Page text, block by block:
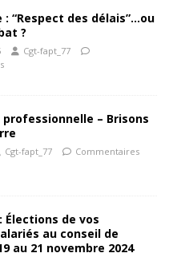
: “Respect des délais”…ou
?
Cgt-fapt_77
professionnelle – Brisons
Cgt-fapt_77
Commentaires
Élections de vos
au conseil de
au 21 novembre 2024